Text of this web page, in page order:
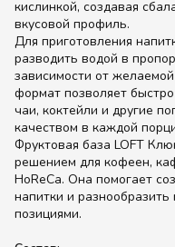
кислинкой, создавая
вкусовой профиль.
Для приготовления
разводить водой в
зависимости от
формат позволяет
чаи, коктейли и другие
качеством в каждой
Фруктовая база LOFT
решением для кофеен,
HoReCa. Она помогает
напитки и
позициями.